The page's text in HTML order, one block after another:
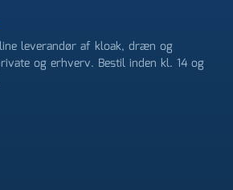
leverandør af kloak, dræn og
og erhverv. Bestil inden kl. 14 og